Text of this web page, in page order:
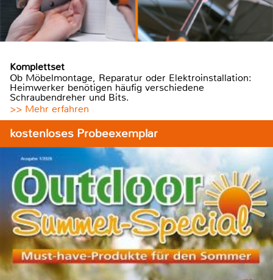
Komplettset
Ob Möbelmontage, Reparatur oder Elektroinstallation:
Heimwerker benötigen häufig verschiedene
Schraubendreher und Bits.
>> Mehr erfahren
kostenloses Probeexemplar